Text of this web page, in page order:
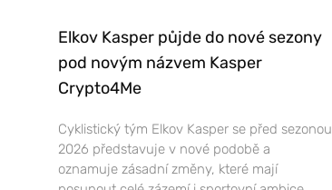
Elkov Kasper půjde do nové sezony
pod novým názvem Kasper
Crypto4Me
Cyklistický tým Elkov Kasper se před sezonou
2026 představuje v nové podobě a
oznamuje zásadní změny, které mají